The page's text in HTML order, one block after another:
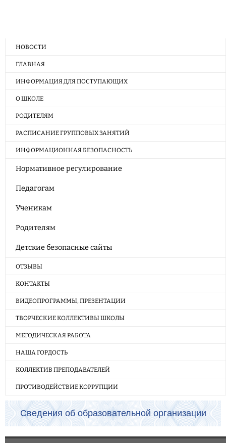
НОВОСТИ
ГЛАВНАЯ
ИНФОРМАЦИЯ ДЛЯ ПОСТУПАЮЩИХ
О ШКОЛЕ
РОДИТЕЛЯМ
РАСПИСАНИЕ ГРУППОВЫХ ЗАНЯТИЙ
ИНФОРМАЦИОННАЯ БЕЗОПАСНОСТЬ
Нормативное регулирование
Педагогам
Ученикам
Родителям
Детские безопасные сайты
ОТЗЫВЫ
КОНТАКТЫ
ВИДЕОПРОГРАММЫ, ПРЕЗЕНТАЦИИ
ТВОРЧЕСКИЕ КОЛЛЕКТИВЫ ШКОЛЫ
МЕТОДИЧЕСКАЯ РАБОТА
НАША ГОРДОСТЬ
КОЛЛЕКТИВ ПРЕПОДАВАТЕЛЕЙ
ПРОТИВОДЕЙСТВИЕ КОРРУПЦИИ
Сведения об образовательной организации